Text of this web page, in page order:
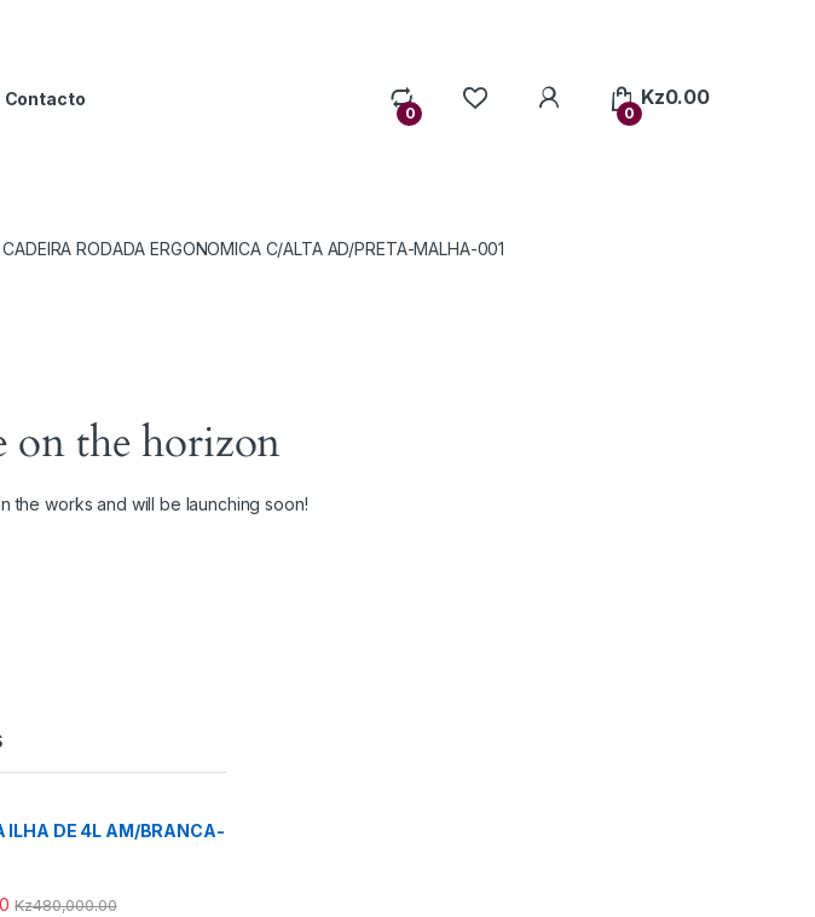
Contacto
0
My Account
0
Kz0.00
CADEIRA RODADA ERGONOMICA C/ALTA AD/PRETA-MALHA-001
on the horizon
the works and will be launching soon!
ILHA DE 4L AM/BRANCA-
Kz480,000.00